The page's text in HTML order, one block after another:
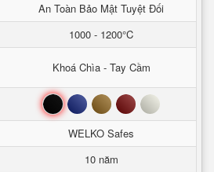
An Toàn Bảo Mật Tuyệt Đối
1000 - 1200°C
Khoá Chìa - Tay Cầm
Đen Xanh Nâu Đỏ Trắng
WELKO Safes
10 năm